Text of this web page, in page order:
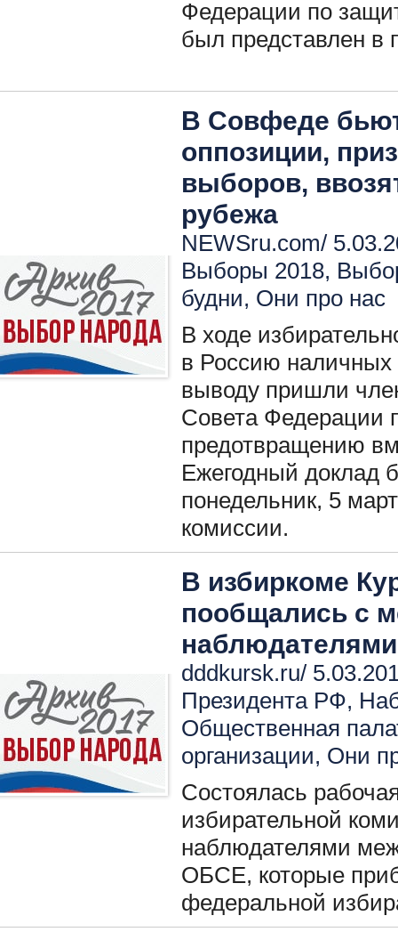
Федерации по
был представлен в
В Совфеде
оппозиции,
выборов,
рубежа
NEWSru.com/
Выборы 2018,
будни, Они про нас
В ходе
в Россию наличных
выводу пришли
Совета Федерации
предотвращению
Ежегодный доклад
понедельник, 5
комиссии.
В избиркоме
пообщались с
наблюдателями
dddkursk.ru/
Президента РФ,
Общественная
организации, Они
Состоялась
избирательной
наблюдателями
ОБСЕ, которые
федеральной